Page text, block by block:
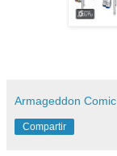
Armageddon Comic
Compartir